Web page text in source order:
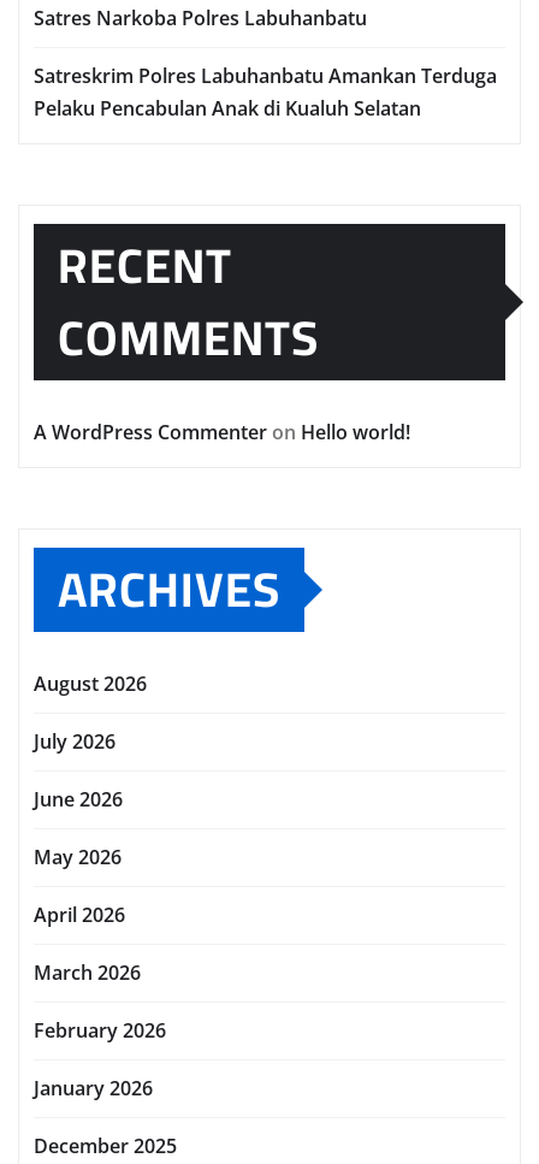
Satres Narkoba Polres Labuhanbatu
Satreskrim Polres Labuhanbatu Amankan Terduga
Pelaku Pencabulan Anak di Kualuh Selatan
RECENT
COMMENTS
A WordPress Commenter on Hello world!
ARCHIVES
August 2026
July 2026
June 2026
May 2026
April 2026
March 2026
February 2026
January 2026
December 2025